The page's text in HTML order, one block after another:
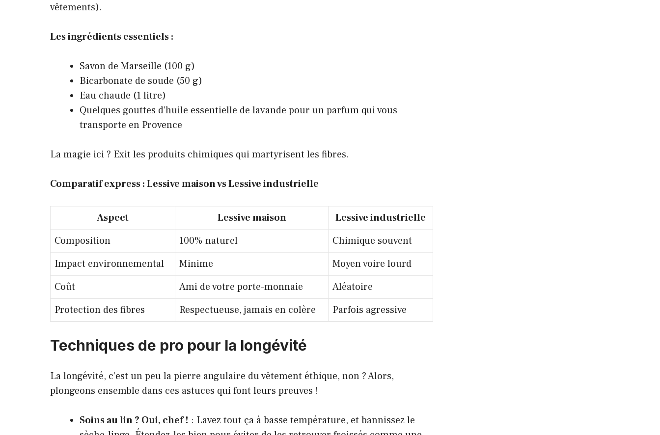
vêtements).
Les ingrédients essentiels :
Savon de Marseille (100 g)
Bicarbonate de soude (50 g)
Eau chaude (1 litre)
Quelques gouttes d’huile essentielle de lavande pour un parfum qui vous
transporte en Provence
La magie ici ? Exit les produits chimiques qui martyrisent les fibres.
Comparatif express : Lessive maison vs Lessive industrielle
Aspect Lessive maison
Lessive industrielle
Composition
100% naturel
Chimique souvent
Impact environnemental
Minime
Moyen voire lourd
Coût
Ami de votre porte-monnaie
Aléatoire
Protection des fibres
Respectueuse, jamais en colère Parfois agressive
Techniques de pro pour la longévité
La longévité, c’est un peu la pierre angulaire du vêtement éthique, non ? Alors,
plongeons ensemble dans ces astuces qui font leurs preuves !
Soins au lin ? Oui, chef ! : Lavez tout ça à basse température, et bannissez le